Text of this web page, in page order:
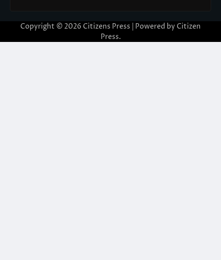
Copyright © 2026 Citizens Press | Powered by Citizen
Press.